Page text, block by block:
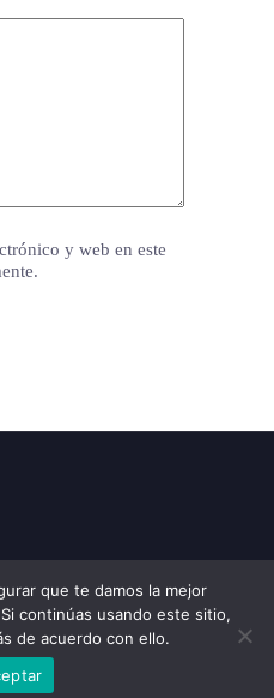
y web en este
que te damos la mejor
continúas usando este sitio,
de acuerdo con ello.